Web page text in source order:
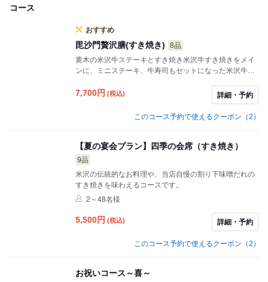
コース
おすすめ
毘沙門贅沢膳(すき焼き)
8品
黄木の米沢牛ステーキとすき焼き米沢牛すき焼きをメイ
ンに、ミニステーキ、牛寿司もセットになった米沢牛尽
別にあつらえた贅沢膳です。
7,700円 (税込) 詳細・予約
このコース予約で使えるクーポン（2）
【夏の宴会プラン】四季の会席（すき焼き）
9品
米沢の伝統的なお料理や、当店自慢の割り下味噌だれの
すき焼きを味わえるコースです。
2～48名様
5,500円 (税込) 詳細・予約
このコース予約で使えるクーポン（2）
お祝いコース～喜～